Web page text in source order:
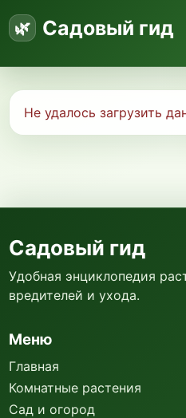
Садовый гид
Не удалось загрузить
Садовый гид
Удобная энциклопедия
вредителей и ухода.
Меню
Главная
Комнатные растения
Сад и огород